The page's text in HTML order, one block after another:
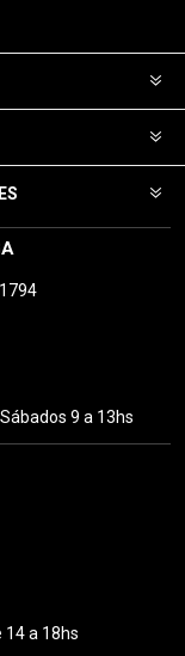
9 a 13hs
14 a 18hs